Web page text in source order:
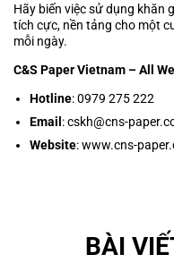
Hãy biến việc sử dụng khăn
tích cực, nền tảng cho một
mỗi ngày.
C&S Paper Vietnam – All
Hotline: 0979 275 222
Email :cskh@cns-
Website:www.cns-
BÀI